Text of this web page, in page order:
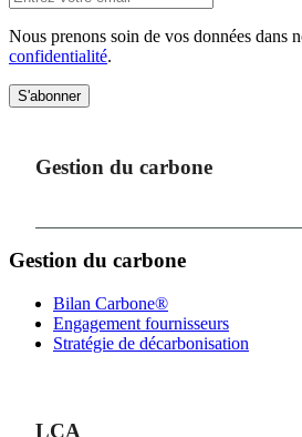
Nous prenons soin de vos données dans
confidentialité.
S'abonner
Gestion du carbone
Gestion du carbone
Bilan Carbone®
Engagement fournisseurs
Stratégie de décarbonisation
LCA